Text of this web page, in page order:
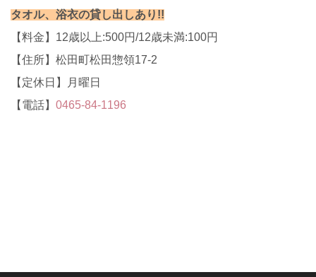
タオル、浴衣の貸し出しあり!!
【料金】12歳以上:500円/12歳未満:100円
【住所】松田町松田惣領17-2
【定休日】月曜日
【電話】 0465-84-1196